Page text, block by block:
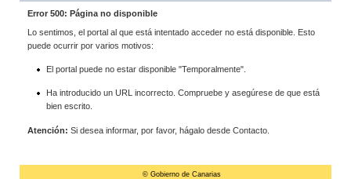
Error 500: Página no disponible
Lo sentimos, el portal al que está intentado acceder no está disponible. Esto
puede ocurrir por varios motivos:
El portal puede no estar disponible "Temporalmente".
Ha introducido un URL incorrecto. Compruebe y asegúrese de que está
bien escrito.
Atención: Si desea informar, por favor, hágalo desde Contacto.
© Gobierno de Canarias